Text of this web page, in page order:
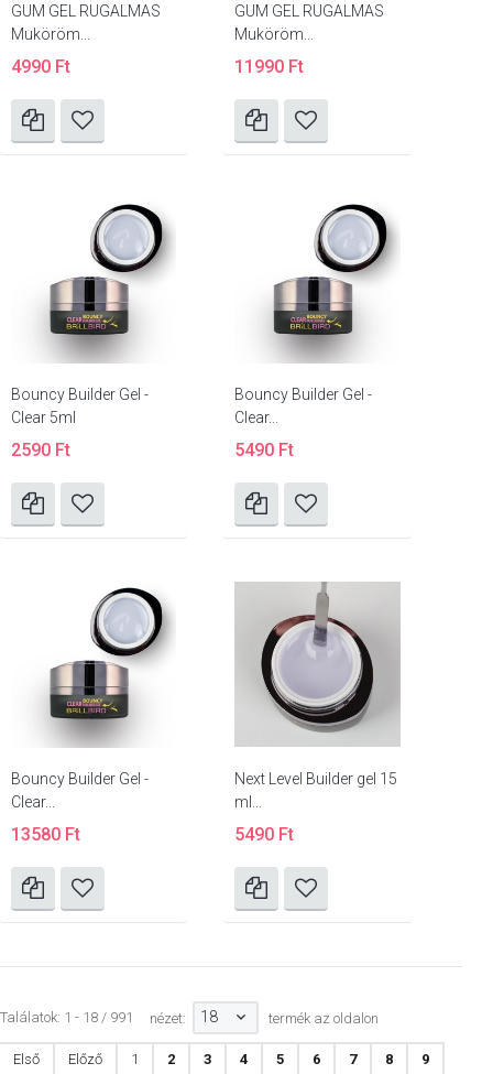
GUM GEL RUGALMAS
Muköröm...
4990 Ft
GUM GEL RUGALMAS
Muköröm...
11990 Ft
Bouncy Builder Gel -
Clear 5ml
2590 Ft
Bouncy Builder Gel -
Clear...
5490 Ft
Bouncy Builder Gel -
Clear...
13580 Ft
Next Level Builder gel 15
ml...
5490 Ft
Találatok: 1 - 18 / 991 nézet: 18 termék az oldalon
Első Előző 1 2 3 4 5 6 7 8 9